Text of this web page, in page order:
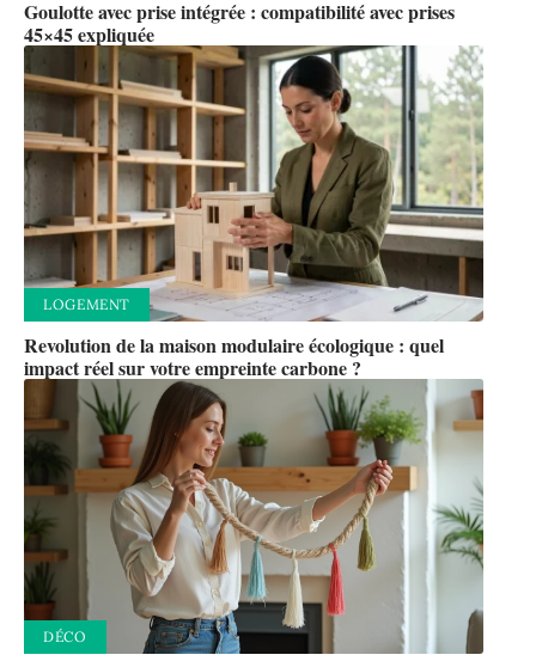
Goulotte avec prise intégrée : compatibilité avec prises
45×45 expliquée
LOGEMENT
Revolution de la maison modulaire écologique : quel
impact réel sur votre empreinte carbone ?
DÉCO